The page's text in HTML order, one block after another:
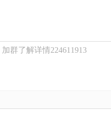
群了解详情224611913